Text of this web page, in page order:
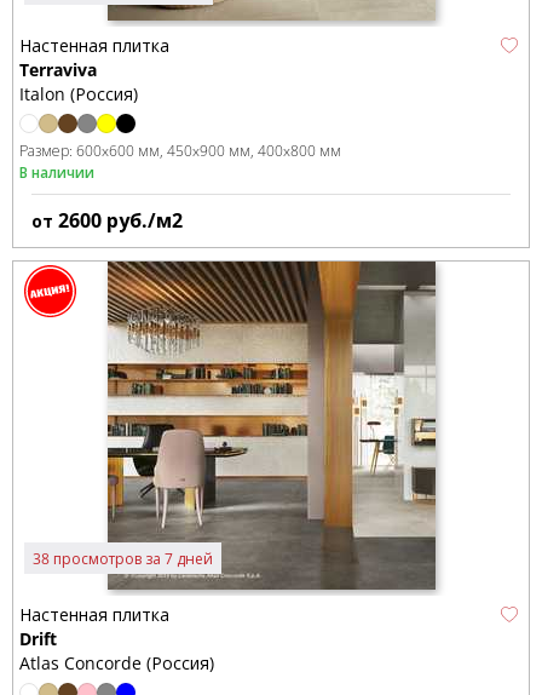
Настенная плитка
Terraviva
Italon (Россия)
Размер: 600x600 мм 450x900 мм 400x800 мм
В наличии
от 2600 руб./м2
38 просмотров за 7 дней
Настенная плитка
Drift
Atlas Concorde (Россия)